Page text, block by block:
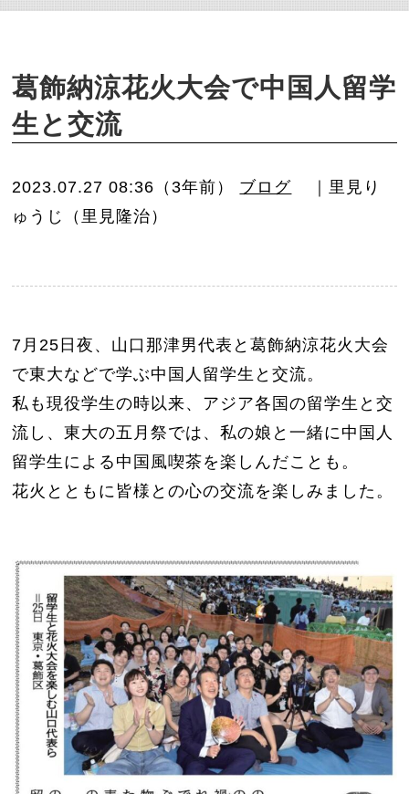
葛飾納涼花火大会で中国人留学
生と交流
2023.07.27 08:36（3年前） ブログ
｜里見り
ゅうじ（里見隆治）
7月25日夜、山口那津男代表と葛飾納涼花火大会
で東大などで学ぶ中国人留学生と交流。
私も現役学生の時以来、アジア各国の留学生と交
流し、東大の五月祭では、私の娘と一緒に中国人
留学生による中国風喫茶を楽しんだことも。
花火とともに皆様との心の交流を楽しみました。